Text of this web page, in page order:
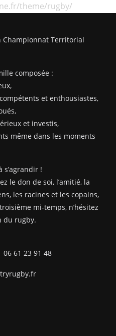
theme/rugby/
Championnat Territorial
composée :
et enthousiastes,
et investis,
même dans les moments
s’agrandir !
le don de soi, l’amitié, la
les racines et les copains,
mi-temps, n’hésitez
du rugby.
23 91 48